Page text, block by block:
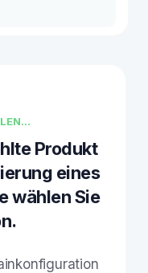
Produkt
eines
wählen Sie